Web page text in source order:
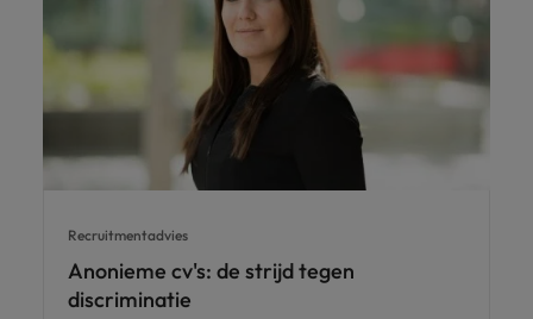
Recruitmentadvies
Anonieme cv's: de strijd tegen
discriminatie